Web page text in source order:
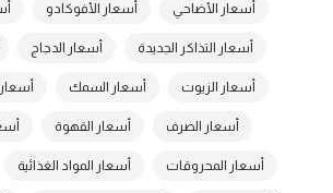
أسعار الأضاحي أسعار الأفوكادو
أسعار التذاكر الجديدة أسعار الدجاج
أسعار الزيوت أسعار السمك
أسعار الصرف أسعار القهوة
أسعار المحروقات أسعار المواد الغذائية